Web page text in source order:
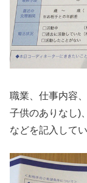
職業、仕事内容
子供のありなし)
などを記入してい